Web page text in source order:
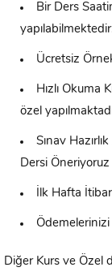
Bir Ders
Ücretsiz
Hızlı Okuma
özel
Sınav
Dersi Öneriyoruz
İlk Hafta
Ödemelerinizi
Diğer Kurs ve Özel